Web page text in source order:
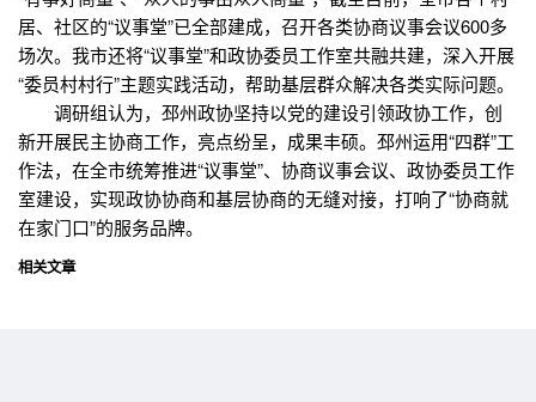
居、社区的“议事堂”已全部建成，召开各类协商议事会议600多
场次。我市还将“议事堂”和政协委员工作室共融共建，深入开展
“委员村村行”主题实践活动，帮助基层群众解决各类实际问题。
调研组认为，邳州政协坚持以党的建设引领政协工作，创
新开展民主协商工作，亮点纷呈，成果丰硕。邳州运用“四群”工
作法，在全市统筹推进“议事堂”、协商议事会议、政协委员工作
室建设，实现政协协商和基层协商的无缝对接，打响了“协商就
在家门口”的服务品牌。
相关文章